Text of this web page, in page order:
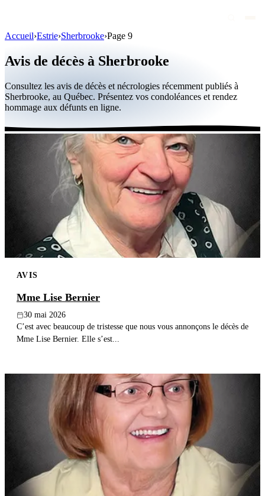
Personnalités publiques
Québec
Canada
International
Par région
Maisons funéraires
Blog
Recherche
Accueil›Estrie›Sherbrooke›Page 9
Avis de décès à Sherbrooke
Consultez les avis de décès et nécrologies récemment publiés à
Sherbrooke, au Québec. Présentez vos condoléances et rendez
hommage aux défunts en ligne.
AVIS
Mme Lise Bernier
30 mai 2026
C’est avec beaucoup de tristesse que nous vous annonçons le décès de
Mme Lise Bernier. Elle s’est...